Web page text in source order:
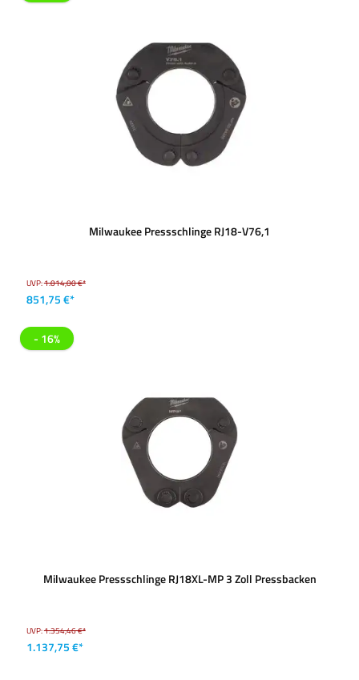
Milwaukee Pressschlinge RJ18-V76,1
UVP:1.014,00 €*
851,75 €*
- 16%
Milwaukee Pressschlinge RJ18XL-MP 3 Zoll Pressbacken
UVP:1.354,46 €*
1.137,75 €*